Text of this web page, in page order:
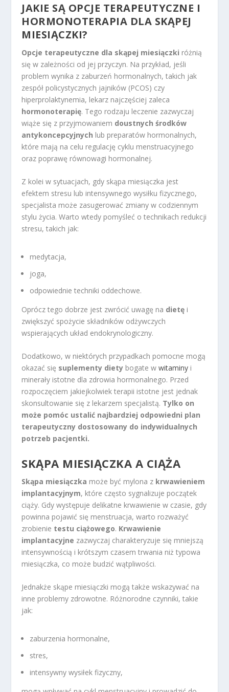
JAKIE SĄ OPCJE TERAPEUTYCZNE I
HORMONOTERAPIA DLA SKĄPEJ
MIESIĄCZKI?
Opcje terapeutyczne dla skąpej miesiączki różnią
się w zależności od jej przyczyn. Na przykład, jeśli
problem wynika z zaburzeń hormonalnych, takich jak
zespół policystycznych jajników (PCOS) czy
hiperprolaktynemia, lekarz najczęściej zaleca
hormonoterapię. Tego rodzaju leczenie zazwyczaj
wiąże się z przyjmowaniem doustnych środków
antykoncepcyjnych lub preparatów hormonalnych,
które mają na celu regulację cyklu menstruacyjnego
oraz poprawę równowagi hormonalnej.
Z kolei w sytuacjach, gdy skąpa miesiączka jest
efektem stresu lub intensywnego wysiłku fizycznego,
specjalista może zasugerować zmiany w codziennym
stylu życia. Warto wtedy pomyśleć o technikach redukcji
stresu, takich jak:
medytacja,
joga,
odpowiednie techniki oddechowe.
Oprócz tego dobrze jest zwrócić uwagę na dietę i
zwiększyć spożycie składników odżywczych
wspierających układ endokrynologiczny.
Dodatkowo, w niektórych przypadkach pomocne mogą
okazać się suplementy diety bogate wwitaminy i
minerały istotne dla zdrowia hormonalnego. Przed
rozpoczęciem jakiejkolwiek terapii istotne jest jednak
skonsultowanie się z lekarzem specjalistą. Tylko on
może pomóc ustalić najbardziej odpowiedni plan
terapeutyczny dostosowany do indywidualnych
potrzeb pacjentki.
SKĄPA MIESIĄCZKA A CIĄŻA
Skąpa miesiączka może być mylona z krwawieniem
implantacyjnym, które często sygnalizuje początek
ciąży. Gdy występuje delikatne krwawienie w czasie, gdy
powinna pojawić się menstruacja, warto rozważyć
zrobienie testu ciążowego. Krwawienie
implantacyjne zazwyczaj charakteryzuje się mniejszą
intensywnością i krótszym czasem trwania niż typowa
miesiączka, co może budzić wątpliwości.
Jednakże skąpe miesiączki mogą także wskazywać na
inne problemy zdrowotne. Różnorodne czynniki, takie
jak:
zaburzenia hormonalne,
stres,
intensywny wysiłek fizyczny,